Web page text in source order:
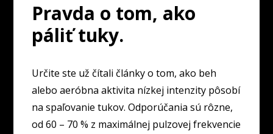
Pravda o tom, ako
páliť tuky.
Určite ste už čítali články o tom, ako beh
alebo aeróbna aktivita nízkej intenzity pôsobí
na spaľovanie tukov. Odporúčania sú rôzne,
od 60 – 70 % z maximálnej pulzovej frekvencie